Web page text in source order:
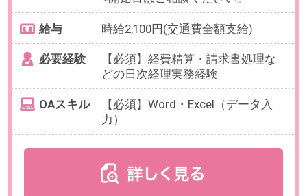
お仕事番号：100102881
年齢不問【時給2300円/在宅あ
り】月次決算経験を活かす経理事
務＠六本木一丁目